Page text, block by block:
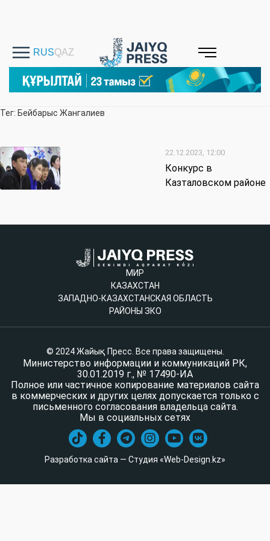
Тег: Бейбарыс Жангалиев
22.12.2023, 12:00
Конкурс в
Казталовском районе
МИР
КАЗАХСТАН
ЗАПАДНО-КАЗАХСТАНСКАЯ ОБЛАСТЬ
РАЙОНЫ ЗКО
© 2024 Жайық Пресс. Все права защищены.
Министерство информации и коммуникаций РК,
30.01.2019 г., № 17490-ИА
Полное или частичное копирование материалов сайта
в коммерческих и других целях допускается только с
письменного согласования владельца сайта.
Мы в социальных сетях
Разработка сайта — Студия «Web-Design.kz»